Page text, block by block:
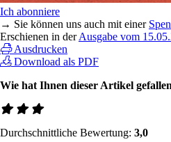
Ich abonniere
→ Sie können uns auch mit einer
Erschienen in derAusgabe vom
Ausdrucken
Download als PDF
Wie hat Ihnen dieser Artikel
Durchschnittliche Bewertung: 3,0